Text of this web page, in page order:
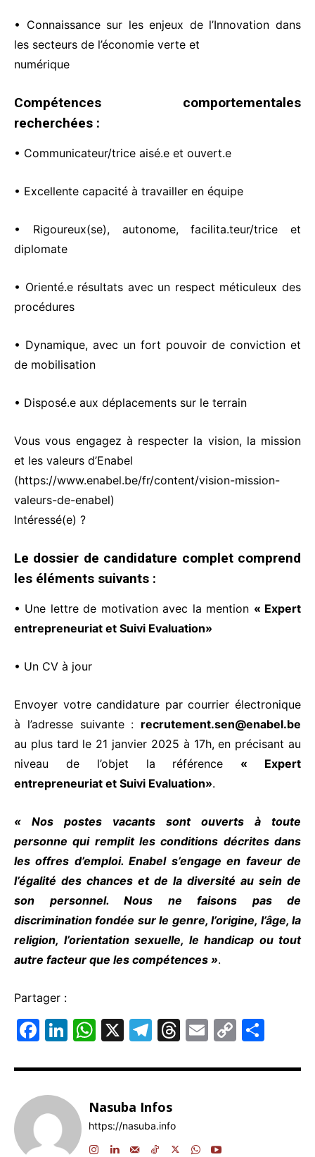
• Connaissance sur les enjeux de l’Innovation dans
les secteurs de l’économie verte et
numérique
Compétences comportementales
recherchées :
• Communicateur/trice aisé.e et ouvert.e
• Excellente capacité à travailler en équipe
• Rigoureux(se), autonome, facilita.teur/trice et
diplomate
• Orienté.e résultats avec un respect méticuleux des
procédures
• Dynamique, avec un fort pouvoir de conviction et
de mobilisation
• Disposé.e aux déplacements sur le terrain
Vous vous engagez à respecter la vision, la mission
et les valeurs d’Enabel
(https://www.enabel.be/fr/content/vision-mission-
valeurs-de-enabel)
Intéressé(e) ?
Le dossier de candidature complet comprend
les éléments suivants :
• Une lettre de motivation avec la mention « Expert
entrepreneuriat et Suivi Evaluation»
• Un CV à jour
Envoyer votre candidature par courrier électronique
à l’adresse suivante : recrutement.sen@enabel.be
au plus tard le 21 janvier 2025 à 17h, en précisant au
niveau de l’objet la référence « Expert
entrepreneuriat et Suivi Evaluation».
« Nos postes vacants sont ouverts à toute
personne qui remplit les conditions décrites dans
les offres d’emploi. Enabel s’engage en faveur de
l’égalité des chances et de la diversité au sein de
son personnel. Nous ne faisons pas de
discrimination fondée sur le genre, l’origine, l’âge, la
religion, l’orientation sexuelle, le handicap ou tout
autre facteur que les compétences ».
Partager :
F
c
e
b
o
Li
k
e
dI
n
W
at
s
A
p
X
T
e
gr
a
m
T
e
s
E
ai
C
p ta
Nasuba Infos
https://nasuba.info